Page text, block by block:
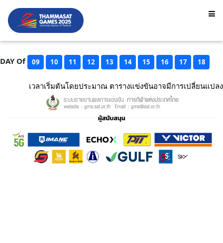
DAY Of 09 10 11 12 13 14 15 16 17 18
เวลาเริ่มตันโดยประมาณ ตารางแข่งขันอาจมีการเปลี่ยนแปลง